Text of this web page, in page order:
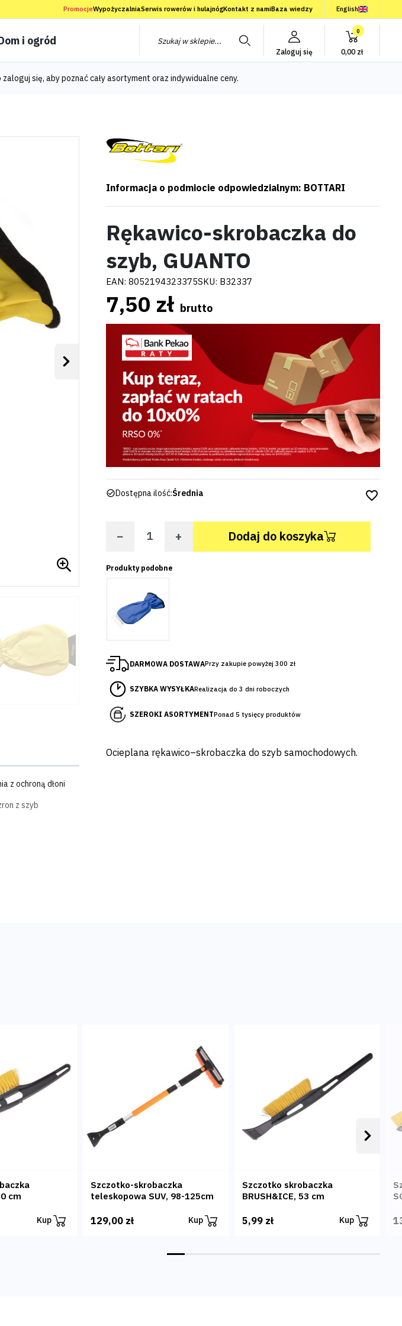
WypożyczalniaSerwis rowerów i hulajnóg
Promocje Kontakt z namiBaza wiedzy English
i ogród
Zaloguj się
0
0,00 zł
zaloguj się, aby poznać cały asortyment oraz indywidualne ceny.
Następny
z ochroną dłoni
z szyb
Informacja o podmiocie odpowiedzialnym: BOTTARI
Rękawico-skrobaczka do
szyb, GUANTO
EAN: 8052194323375SKU: B32337
7,50 zł brutto
Dostępna ilość:Średnia favorite_border
− + Dodaj do koszyka
Produkty podobne
DARMOWA DOSTAWAPrzy zakupie powyżej 300 zł
SZYBKA WYSYŁKARealizacja do 3 dni roboczych
SZEROKI ASORTYMENTPonad 5 tysięcy produktów
Ocieplana rękawico–skrobaczka do szyb samochodowych.
cm
Kup
Szczotko-skrobaczka
teleskopowa SUV, 98-125cm
129,00 zł Kup
Szczotko skrobaczka
BRUSH&ICE, 53 cm
5,99 zł Kup